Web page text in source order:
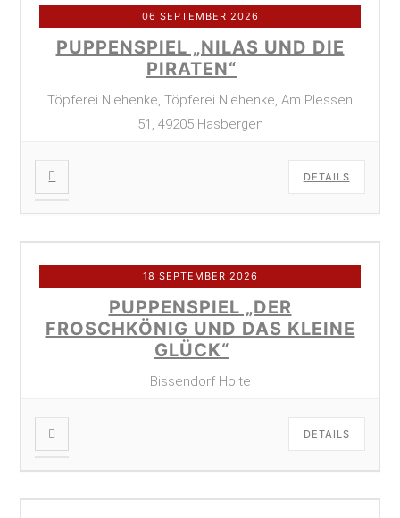
06 SEPTEMBER 2026
PUPPENSPIEL „NILAS UND DIE
PIRATEN“
Töpferei Niehenke, Töpferei Niehenke, Am Plessen
51, 49205 Hasbergen
DETAILS
18 SEPTEMBER 2026
PUPPENSPIEL „DER
FROSCHKÖNIG UND DAS KLEINE
GLÜCK“
Bissendorf Holte
DETAILS